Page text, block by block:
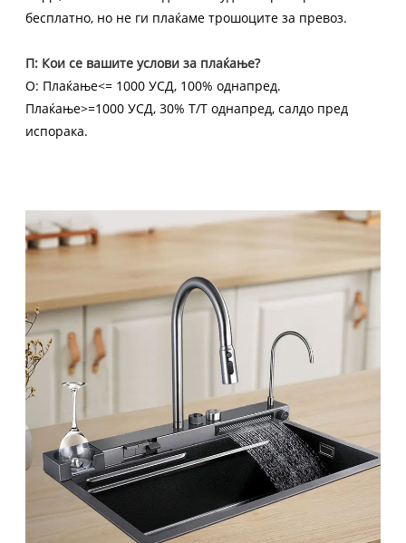
бесплатно, но не ги плаќаме трошоците за превоз.
П: Кои се вашите услови за плаќање?
О: Плаќање<= 1000 УСД, 100% однапред.
Плаќање>=1000 УСД, 30% T/T однапред, салдо пред
испорака.